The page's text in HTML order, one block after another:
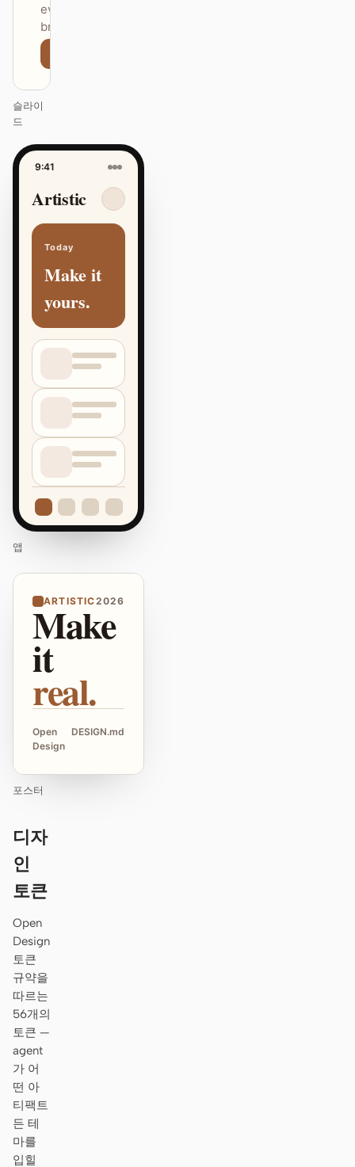
every surface on-
brand.
슬라이
드
9:41
Artistic
Today
Make it
yours.
앱
ARTISTIC2026
Make
it
real.
Open
Design
DESIGN.md
포스터
디자
인
토큰
Open
Design
토큰
규약을
따르는
56개의
토큰 —
agent
가 어
떤 아
티팩트
든 테
마를
입힐